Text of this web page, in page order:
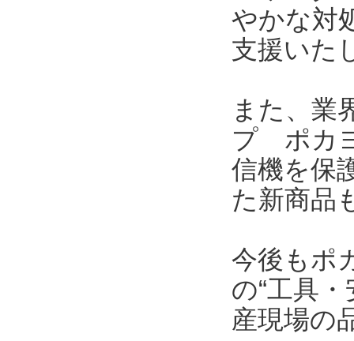
やかな対
支援いた
また、業
プ ポカ
信機を保
た新商品
今後もポ
の“工具
産現場の